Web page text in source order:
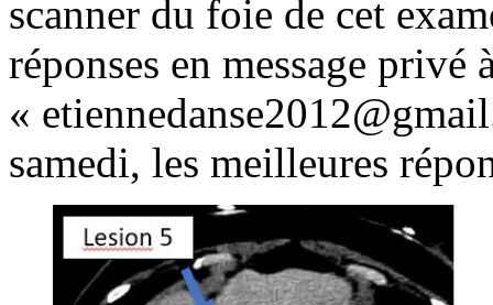
scanner du foie de cet
réponses en message privé
«
samedi, les meilleures